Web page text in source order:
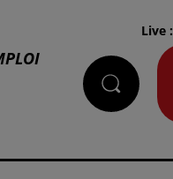
Live :